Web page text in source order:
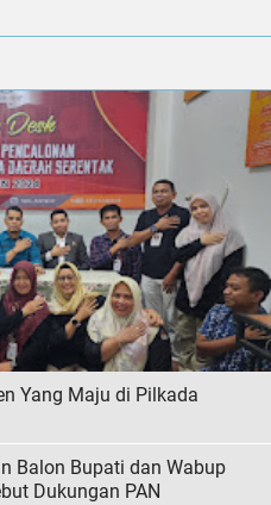
Yang Maju di Pilkada
Balon Bupati dan Wabup
Dukungan PAN